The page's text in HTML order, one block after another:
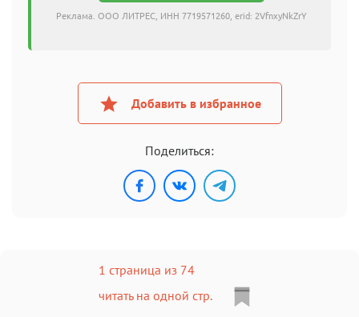
Реклама. ООО ЛИТРЕС, ИНН 7719571260, erid: 2VfnxyNkZrY
Добавить в избранное
Поделиться:
1 страница из 74
читать на одной стр.